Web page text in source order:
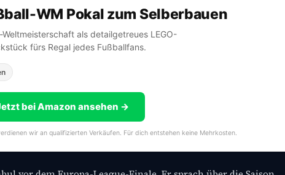
WM Pokal zum Selberbauen
als detailgetreues LEGO-
fürs Regal jedes Fußballfans.
bei Amazon ansehen →
wir an qualifizierten Verkäufen. Für dich entstehen keine Mehrkosten.